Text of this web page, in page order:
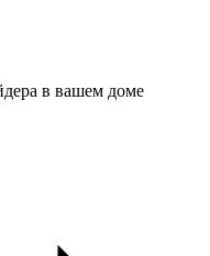
в вашем доме